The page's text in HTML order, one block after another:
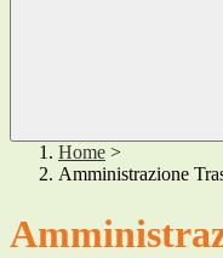
Home >
Amministrazione